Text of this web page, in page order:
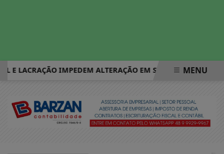
IMPEDEM ALTERAÇÃO EM SISTEMAS ELEITORAIS
MENU